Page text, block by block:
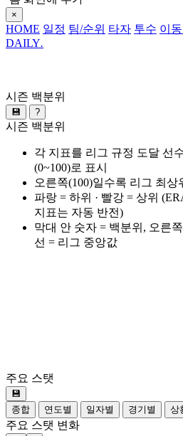
×
HOME 일정 팀/순위 타자 투수 이
DAILY.
시즌 백분위
💾 ?
시즌 백분위
각 지표를 리그 규정 도달 선
(0~100)로 표시
오른쪽(100)일수록 리그 최상
파랑 = 하위 · 빨강 = 상위
지표는 자동 반전)
막대 안 숫자 = 백분위, 오른
선 = 리그 중앙값
주요 스탯
💾
종합
연도별 일자별 경기별 상
주요 스탯 변화